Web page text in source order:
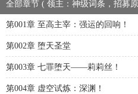
全部章节 ( 领主：神级词条，招募
第001章 至高主宰：强运的回响！
第002章 堕天圣堂
第003章 七罪堕天——莉莉丝！
第004章 虚空试炼：深渊！